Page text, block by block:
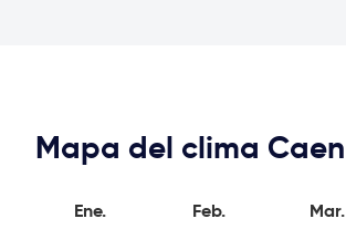
Mapa del clima Caen
Ene. Feb. Mar.